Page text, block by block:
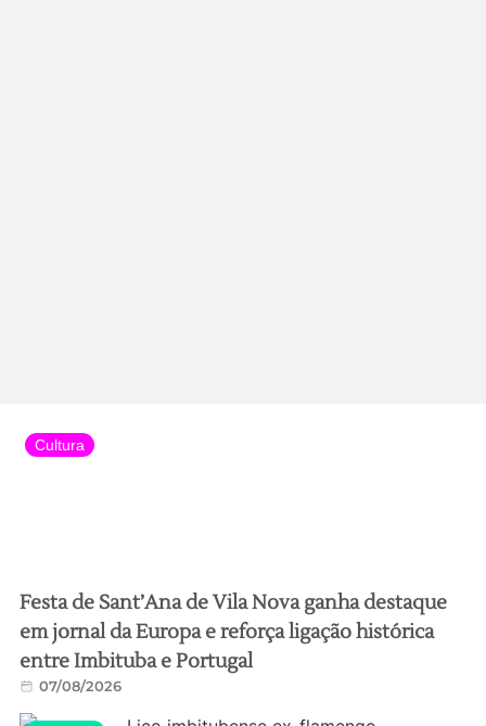
Cultura
Festa de Sant’Ana de Vila Nova ganha destaque
em jornal da Europa e reforça ligação histórica
entre Imbituba e Portugal
07/08/2026